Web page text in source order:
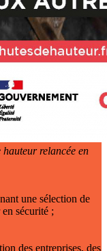
relancée en
une sélection de
sécurité ;
des entreprises, des